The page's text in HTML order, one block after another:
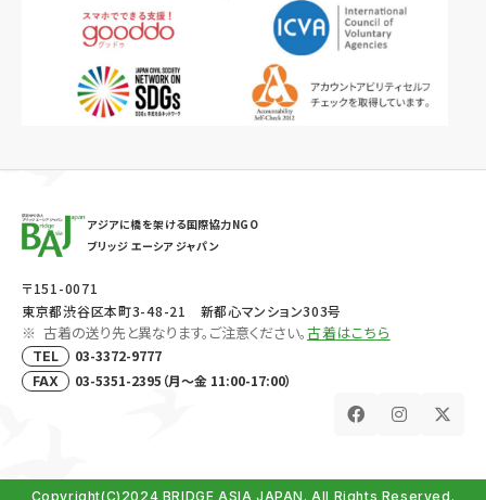
アジアに橋を架ける国際協力NGO
ブリッジ エーシア ジャパン
〒151-0071
東京都渋谷区本町3-48-21 新都心マンション303号
古着の送り先と異なります。ご注意ください。古着はこちら
TEL 03-3372-9777
FAX 03-5351-2395（月～金 11:00-17:00）
Copyright(C)2024 BRIDGE ASIA JAPAN. All Rights Reserved.